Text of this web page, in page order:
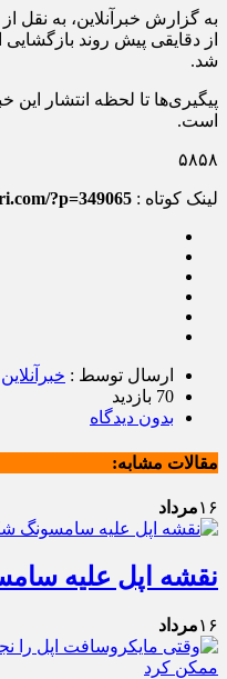
به گزارش خبرآنلاین، به نقل
از دقایقی پیش روند
شد.
پیگیری‌ها تا لحظه انتشار این
است.
۵۸۵۸
لینک کوتاه : ?p=349065
ارسال توسط : خبرآنلاین
70 بازدید
بدون دیدگاه
مقالات مشابه:
۱۶مرداد
نقشه اپل علیه
۱۶مرداد